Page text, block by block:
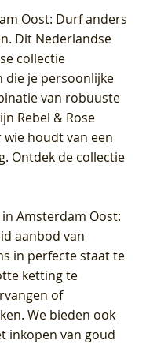
Oost: Durf anders
Dit Nederlandse
collectie
die je persoonlijke
van robuuste
Rebel & Rose
houdt van een
Ontdek de collectie
Amsterdam Oost:
aanbod van
in perfecte staat te
ketting te
of
We bieden ook
inkopen van goud